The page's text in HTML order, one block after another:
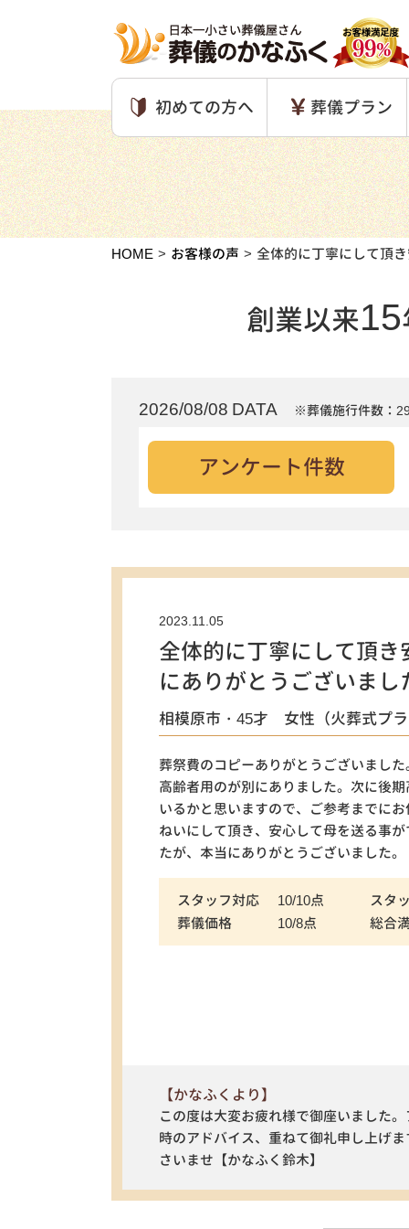
初めての方へ 葬儀プラン
HOME お客様の声 全体的に丁寧にして頂
創業以来15
2026/08/08 DATA ※葬儀施行件数：
アンケート件数
2023.11.05
全体的に丁寧にして頂
にありがとうございまし
相模原市・45才 女性（火葬式プ
葬祭費のコピーありがとうございまし
高齢者用のが別にありました。次に後
いるかと思いますので、ご参考までに
ねいにして頂き、安心して母を送る事
たが、本当にありがとうございました。
スタッフ対応 10/10点
スタ
葬儀価格
10/8点 総合
【かなふくより】
この度は大変お疲れ様で御座いました
時のアドバイス、重ねて御礼申し上げ
さいませ【かなふく鈴木】